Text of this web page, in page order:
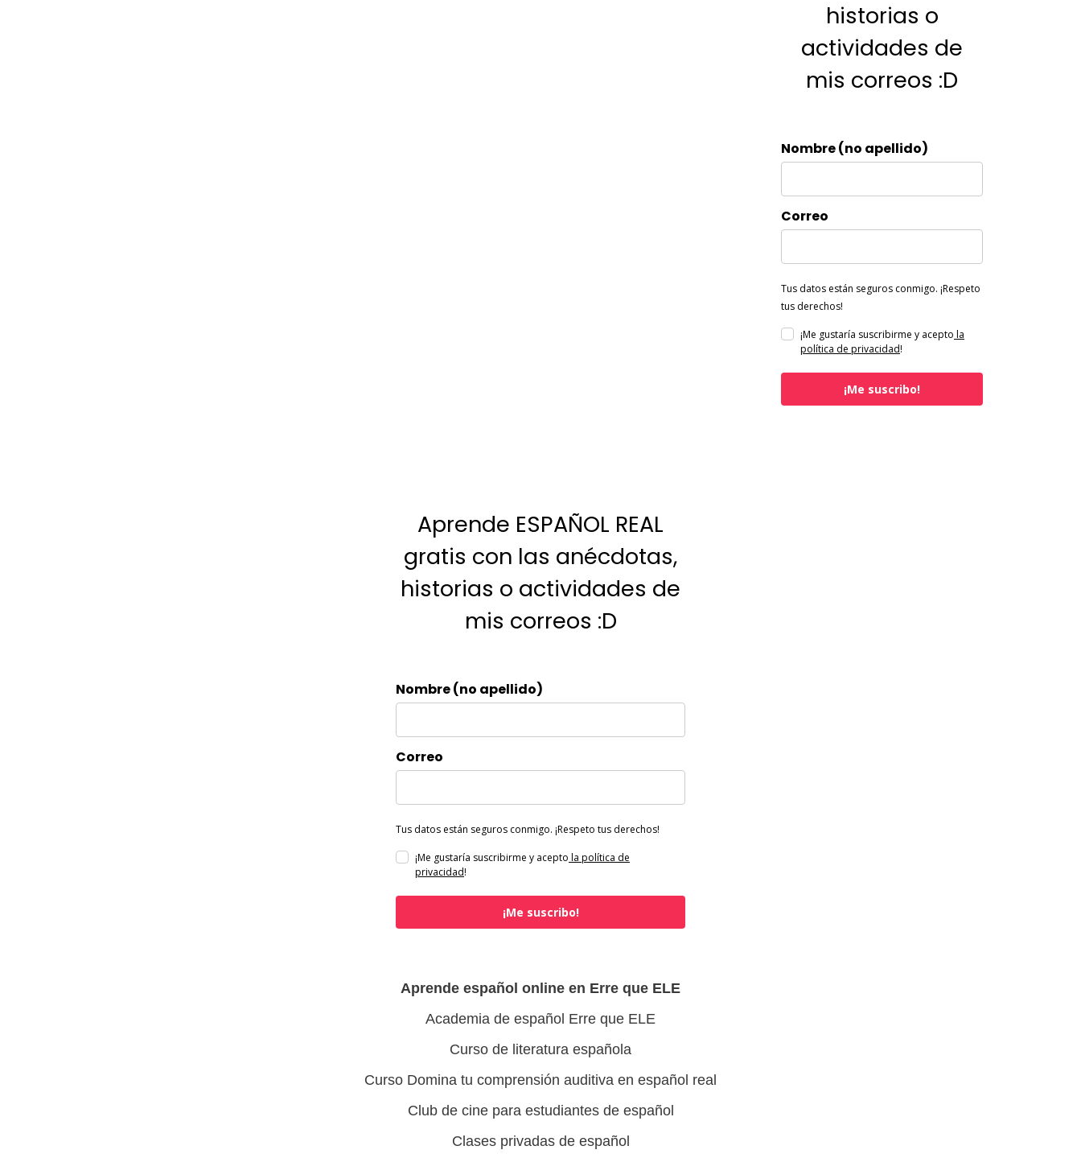
historias o
actividades de
mis correos :D
Nombre (no apellido)
Correo
Tus datos están seguros conmigo. ¡Respeto
tus derechos!
¡Me gustaría suscribirme y acepto la
política de privacidad!
¡Me suscribo!
Aprende ESPAÑOL REAL
gratis con las anécdotas,
historias o actividades de
mis correos :D
Nombre (no apellido)
Correo
Tus datos están seguros conmigo. ¡Respeto tus derechos!
¡Me gustaría suscribirme y acepto la política de
privacidad!
¡Me suscribo!
Aprende español online en Erre que ELE
Academia de español Erre que ELE
Curso de literatura española
Curso Domina tu comprensión auditiva en español real
Club de cine para estudiantes de español
Clases privadas de español